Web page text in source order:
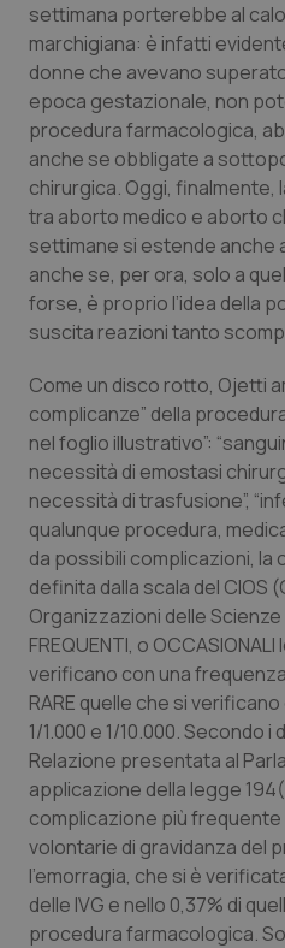
Liguria
Lombardia
Marche
Molise
Piemonte
Provincia Autonoma
Puglia
Sardegna
Sicilia
Toscana
Umbria
Valle D’Aosta
Veneto
Disturbi dell’umore
Dolore
Donna & Salute
Epatiti
HIV
Ipertensione &
Malattie rare
Malattia di Crohn &
Neuroscienze &
Obesità
Oftalmologia
Oncodermatologia
Oncoematologia
Oncologia &
settimana porterebbe al
marchigiana: è infatti
donne che avevano
epoca gestazionale, non
procedura farmacologica,
anche se obbligate a
chirurgica. Oggi, finalmente,
tra aborto medico e aborto
settimane si estende anche
anche se, per ora, solo a
forse, è proprio l’idea della
suscita reazioni tanto
Come un disco rotto, Ojetti
complicanze” della
nel foglio illustrativo”:
necessità di emostasi
necessità di trasfusione”,
qualunque procedura,
da possibili complicazioni, la
definita dalla scala del CIOS
Organizzazioni delle
FREQUENTI, o
verificano con una frequenza
RARE quelle che si
1/1.000 e 1/10.000. Secondo
Relazione presentata al
applicazione della legge
complicazione più
volontarie di gravidanza del
l’emorragia, che si è
delle IVG e nello 0,37% di
procedura farmacologica.